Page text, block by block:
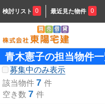
検討リスト 0 最近見た物件 0
青木憲子の担当物件
募集中のみ表示
該当物件 7 件
空き数 7 件